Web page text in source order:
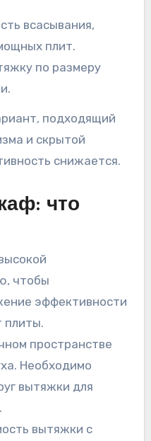
всасывания,
плит.
по размеру
подходящий
и скрытой
снижается.
что
чтобы
эффективности
плиты.
пространстве
Необходимо
вытяжки для
вытяжки с